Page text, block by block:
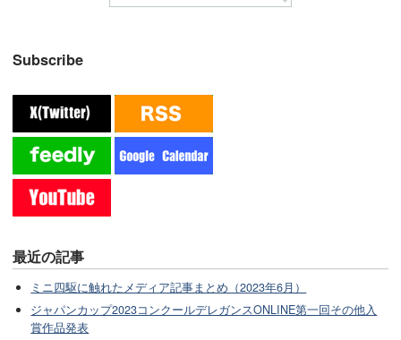
Subscribe
最近の記事
ミニ四駆に触れたメディア記事まとめ（2023年6月）
ジャパンカップ2023コンクールデレガンスONLINE第一回その他入
賞作品発表